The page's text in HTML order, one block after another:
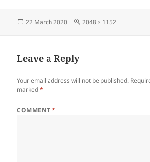
Posted
22 March 2020
Full
2048 × 1152
Leave a Reply
Your email address will not be published.
marked*
COMMENT*